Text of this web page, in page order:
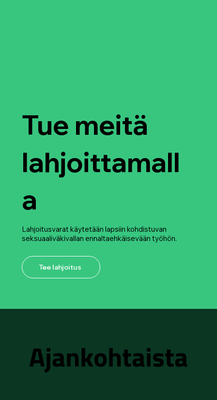
Tue meitä
lahjoittamall
a
Lahjoitusvarat käytetään lapsiin kohdistuvan
seksuaaliväkivallan ennaltaehkäisevään työhön.
Tee lahjoitus
Ajankohtaista